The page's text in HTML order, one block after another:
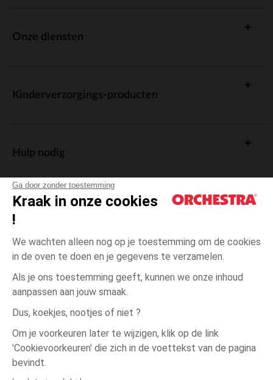
Ga door zonder toestemming
Kraak in onze cookies
!
We wachten alleen nog op je toestemming om de cookies
in de oven te doen en je gegevens te verzamelen.
Als je ons toestemming geeft, kunnen we onze inhoud
aanpassen aan jouw smaak.
Dus, koekjes, nootjes of niet ?
Om je voorkeuren later te wijzigen, klik op de link
'Cookievoorkeuren' die zich in de voettekst van de pagina
bevindt.
Natural Natural
één
Onze diensten
Kinderverzorgings-producten
Hulp nodig
Algemene verkoopsvoorwaarden
Wettelijke bepalingen
Persoonsgegevens